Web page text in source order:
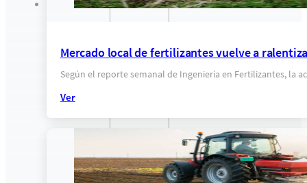
Mercado local de fertilizantes vuelve a
Según el reporte semanal de Ingeniería en Fertilizantes,
Ver